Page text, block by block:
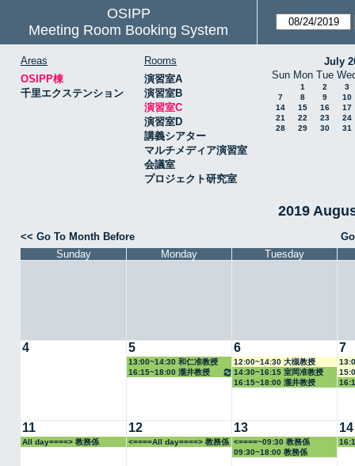
OSIPP
Meeting Room Booking System
Areas
OSIPP棟
千里エクステンション
Rooms
演習室A
演習室B
演習室C
演習室D
講義シアター
マルチメディア演習室
会議室
プロジェクト研究室
July
Sun Mon Tue
1 2
3
7
8 9
10
14
15 16
17
21
22 23
24
28
29 30 31
2019
<< Go To Month Before
Sunday
Monday Tuesday
4 5
13:00~14:30 和仁准教授
16:15~18:00 瀧井教授
6
12:00~14:30 大槻教授
14:30~16:15 室岡准教授
16:15~18:00 瀧井教授
7
11
All day====> 教務係
12
<====All day====> 教務係
13
<====~09:30 教務係
09:30~18:00 教務係
14